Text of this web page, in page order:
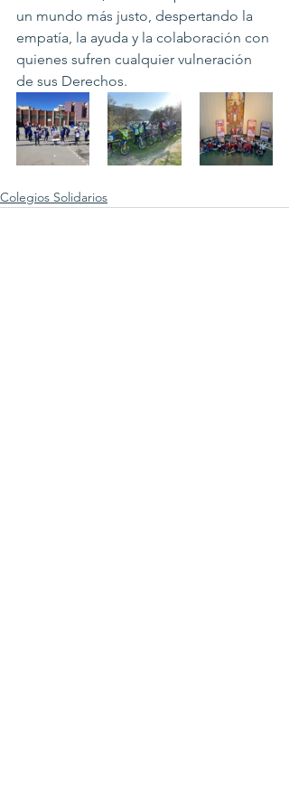
un mundo más justo, despertando la
empatía, la ayuda y la colaboración con
quienes sufren cualquier vulneración
de sus Derechos.
Colegios Solidarios